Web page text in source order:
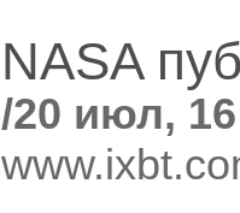
NASA
/20 июл,